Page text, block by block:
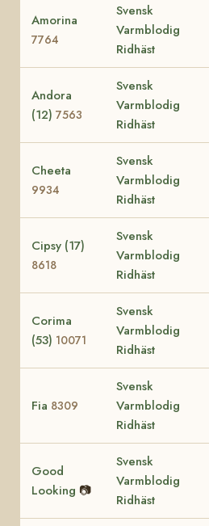
Amorina
7764
Svensk
Varmblodig
Ridhäst
Andora
(12) 7563
Svensk
Varmblodig
Ridhäst
Cheeta
9934
Svensk
Varmblodig
Ridhäst
Cipsy (17)
8618
Svensk
Varmblodig
Ridhäst
Corima
(53) 10071
Svensk
Varmblodig
Ridhäst
Fia 8309
Svensk
Varmblodig
Ridhäst
Good
Looking 📷
Svensk
Varmblodig
Ridhäst